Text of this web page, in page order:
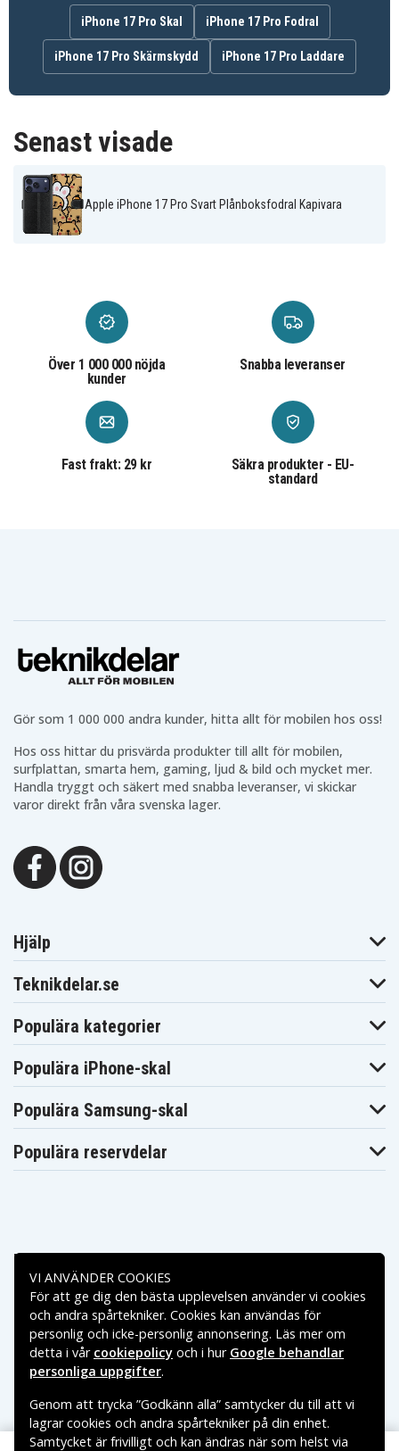
-Högkvalitativt mobilskal som är hållbart och behåller
sin form över tid.
-Idealisk kombination av plånbok och mobilsäkerhet.
Inre kortplatser erbjuder praktisk förvaring för
kreditkort och visitkort.
Artnr AI17P-PRINT.009.01-TEKNIK00133
Produkttyp
Funktioner
Mönster
iPhone 17 Pro Skal iPhone 17 Pro Fodral
iPhone 17 Pro Skärmskydd iPhone 17 Pro Laddare
Senast visade
Apple iPhone 17 Pro Svart Plånboksfodral Kapivara
Över 1 000 000 nöjda
kunder
Snabba leveranser
Fast frakt: 29 kr
Säkra produkter - EU-
standard
Gör som 1 000 000 andra kunder, hitta allt för mobilen hos oss!
Hos oss hittar du prisvärda produkter till allt för mobilen,
surfplattan, smarta hem, gaming, ljud & bild och mycket mer.
Handla tryggt och säkert med snabba leveranser, vi skickar
varor direkt från våra svenska lager.
Hjälp
Teknikdelar.se
Populära kategorier
Populära iPhone-skal
Populära Samsung-skal
Populära reservdelar
Betalningsalternativ
Leveransalternativ
VI ANVÄNDER COOKIES
För att ge dig den bästa upplevelsen använder vi cookies
och andra spårtekniker. Cookies kan användas för
personlig och icke-personlig annonsering. Läs mer om
detta i vår cookiepolicy och i hur Google behandlar
personliga uppgifter.
Genom att trycka ”Godkänn alla” samtycker du till att vi
lagrar cookies och andra spårtekniker på din enhet.
Samtycket är frivilligt och kan ändras när som helst via